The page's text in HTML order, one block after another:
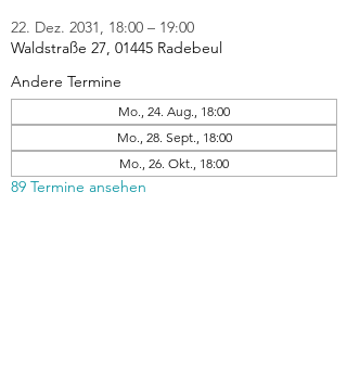
22. Dez. 2031, 18:00 – 19:00
Waldstraße 27, 01445 Radebeul
Andere Termine
Mo., 24. Aug., 18:00
Mo., 28. Sept., 18:00
Mo., 26. Okt., 18:00
89 Termine ansehen